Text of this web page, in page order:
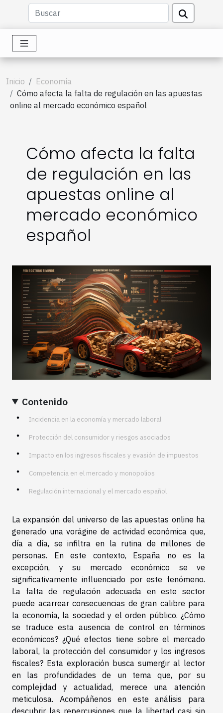
Inicio
Economía
Cómo afecta la falta de regulación en las apuestas
online al mercado económico español
Cómo afecta la falta
de regulación en las
apuestas online al
mercado económico
español
Contenido
Incidencia en la economía y mercado laboral
Protección del consumidor y riesgos asociados
Impacto en los ingresos fiscales y evasión de impuestos
Competencia en el mercado y monopolios
Regulación internacional y el mercado español
La expansión del universo de las apuestas online ha
generado una vorágine de actividad económica que,
día a día, se infiltra en la rutina de millones de
personas. En este contexto, España no es la
excepción, y su mercado económico se ve
significativamente influenciado por este fenómeno.
La falta de regulación adecuada en este sector
puede acarrear consecuencias de gran calibre para
la economía, la sociedad y el orden público. ¿Cómo
se traduce esta ausencia de control en términos
económicos? ¿Qué efectos tiene sobre el mercado
laboral, la protección del consumidor y los ingresos
fiscales? Esta exploración busca sumergir al lector
en las profundidades de un tema que, por su
complejidad y actualidad, merece una atención
meticulosa. Acompáñenos en este análisis para
descubrir las repercusiones que la libertad casi sin